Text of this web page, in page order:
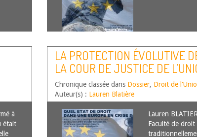
à
était
LA PROTECTION ÉVOLUTIVE
LA COUR DE JUSTICE DE
Chronique classée dans Dossier, Droit de
Auteur(s) : Lauren Blatière
Lauren
Faculté de